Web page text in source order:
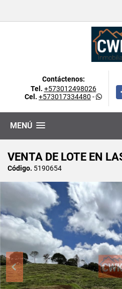
Contáctenos:
Tel. +573012498026
Cel. +573017334480 -
MENÚ
VENTA DE LOTE EN
Código. 5190654